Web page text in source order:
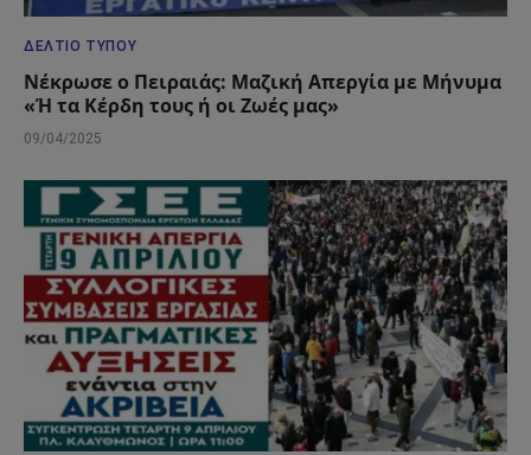
ΔΕΛΤΊΟ ΤΎΠΟΥ
Νέκρωσε ο Πειραιάς: Μαζική Απεργία με Μήνυμα
«Ή τα Κέρδη τους ή οι Ζωές μας»
09/04/2025